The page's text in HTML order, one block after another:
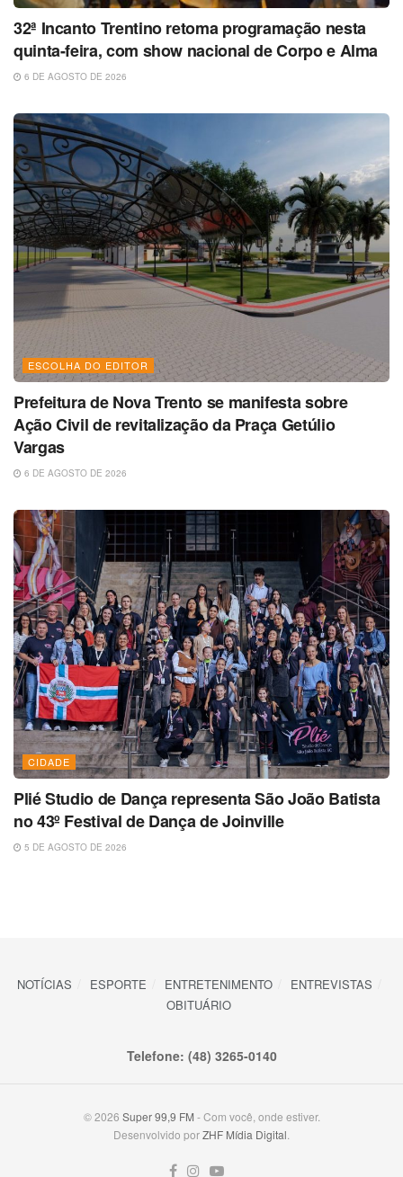
32ª Incanto Trentino retoma programação nesta
quinta-feira, com show nacional de Corpo e Alma
6 DE AGOSTO DE 2026
ESCOLHA DO EDITOR
Prefeitura de Nova Trento se manifesta sobre
Ação Civil de revitalização da Praça Getúlio
Vargas
6 DE AGOSTO DE 2026
CIDADE
Plié Studio de Dança representa São João Batista
no 43º Festival de Dança de Joinville
5 DE AGOSTO DE 2026
NOTÍCIAS ESPORTE ENTRETENIMENTO
ENTREVISTAS
OBITUÁRIO
Telefone: (48) 3265-0140
© 2026 Super 99,9 FM - Com você, onde estiver.
Desenvolvido porZHF Mídia Digital